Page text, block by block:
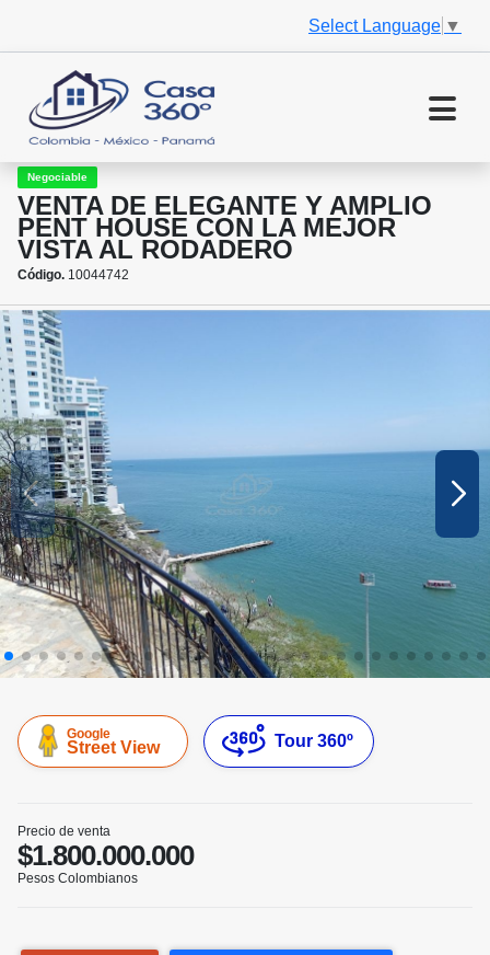
Select Language ▼
Negociable
VENTA DE ELEGANTE Y AMPLIO
PENT HOUSE CON LA MEJOR
VISTA AL RODADERO
Código. 10044742
Google
Street View Tour 360º
Precio de venta
$1.800.000.000
Pesos Colombianos